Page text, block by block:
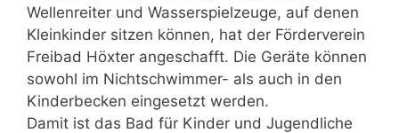
Wellenreiter und Wasserspielzeuge, auf denen
Kleinkinder sitzen können, hat der Förderverein
Freibad Höxter angeschafft. Die Geräte können
sowohl im Nichtschwimmer- als auch in den
Kinderbecken eingesetzt werden.
Damit ist das Bad für Kinder und Jugendliche